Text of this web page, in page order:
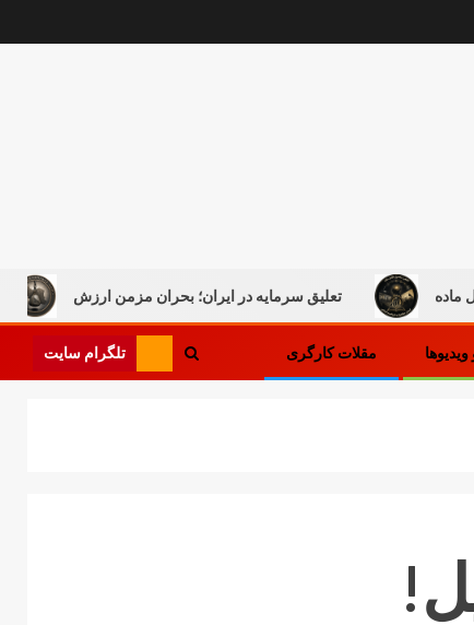
کار تعلیق سرمایه در ایران؛ بحران مزمن ارزش
مقلات کارگری تلگرام سایت